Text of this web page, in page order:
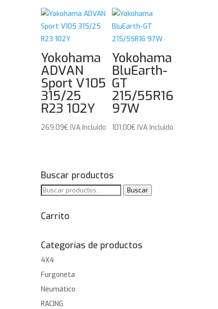
Yokohama
ADVAN
Sport V105
315/25
R23 102Y
269,09€ IVA Incluido
Yokohama
BluEarth-
GT
215/55R16
97W
101,00€ IVA Incluido
Buscar productos
Buscar
Buscar
Carrito
Categorías de productos
4X4
Furgoneta
Neumático
RACING